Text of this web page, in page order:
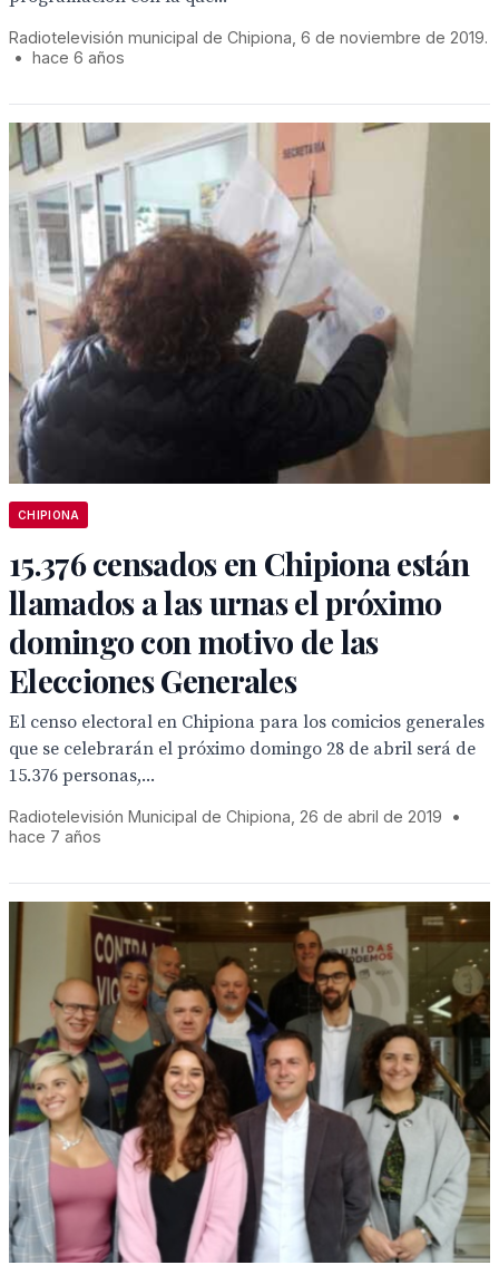
Radiotelevisión municipal de Chipiona, 6 de noviembre de 2019.
• hace 6 años
CHIPIONA
15.376 censados en Chipiona están
llamados a las urnas el próximo
domingo con motivo de las
Elecciones Generales
El censo electoral en Chipiona para los comicios generales
que se celebrarán el próximo domingo 28 de abril será de
15.376 personas,...
Radiotelevisión Municipal de Chipiona, 26 de abril de 2019
•
hace 7 años